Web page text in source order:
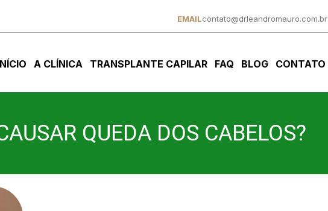
EMAILcontato@drleandromauro.com.br
A CLÍNICA TRANSPLANTE CAPILAR FAQ BLOG CONTATO
QUEDA DOS CABELOS?